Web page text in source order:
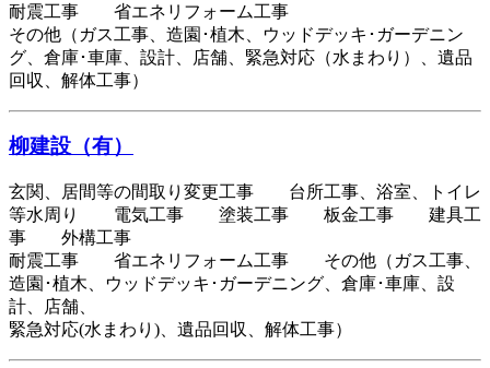
耐震工事 省エネリフォーム工事
その他（ガス工事、造園･植木、ウッドデッキ･ガーデニン
グ、倉庫･車庫、設計、店舗、緊急対応（水まわり）、遺品
回収、解体工事）
柳建設（有）
玄関、居間等の間取り変更工事 台所工事、浴室、トイレ
等水周り 電気工事 塗装工事 板金工事 建具工
事 外構工事
耐震工事 省エネリフォーム工事 その他（ガス工事、
造園･植木、ウッドデッキ･ガーデニング、倉庫･車庫、設
計、店舗、
緊急対応(水まわり)、遺品回収、解体工事）